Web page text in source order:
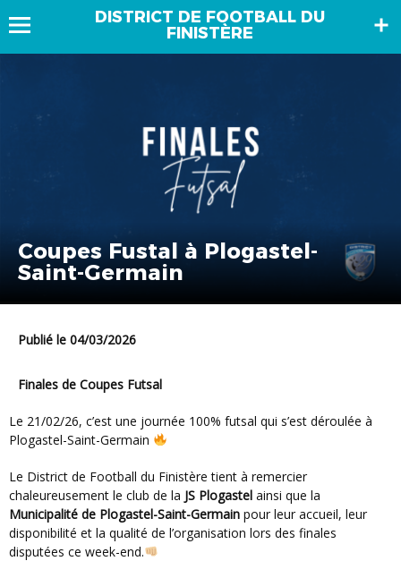
DISTRICT DE FOOTBALL DU
FINISTÈRE
Coupes Fustal à Plogastel-
Saint-Germain
Publié le 04/03/2026
Finales de Coupes Futsal
Le 21/02/26, c’est une journée 100% futsal qui s’est déroulée à
Plogastel-Saint-Germain
Le District de Football du Finistère tient à remercier
chaleureusement le club de la JS Plogastel ainsi que la
Municipalité de Plogastel-Saint-Germain pour leur accueil, leur
disponibilité et la qualité de l’organisation lors des finales
disputées ce week-end.